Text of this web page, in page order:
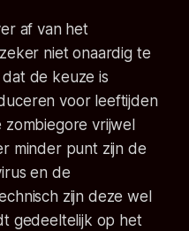
af van het
niet onaardig te
de keuze is
voor leeftijden
zombiegore vrijwel
minder punt zijn de
en de
zijn deze wel
gedeeltelijk op het